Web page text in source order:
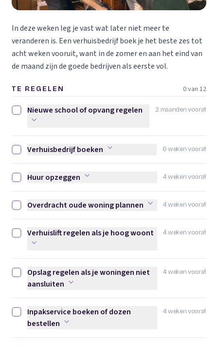
In deze weken leg je vast wat later niet meer te
veranderen is. Een verhuisbedrijf boek je het beste zes tot
acht weken vooruit, want in de zomer en aan het eind van
de maand zijn de goede bedrijven als eerste vol.
TE REGELEN 0 van 12
2 maanden vooraf
Nieuwe school of opvang regelen afvinken
Nieuwe school of opvang regelen
6 weken vooraf
Verhuisbedrijf boeken afvinken
Verhuisbedrijf boeken
4 weken vooraf
Huur opzeggen afvinken
Huur opzeggen
4 weken vooraf
Overdracht oude woning plannen afvinken
Overdracht oude woning plannen
4 weken vooraf
Verhuislift regelen als je hoog woont afvinken
Verhuislift regelen als je hoog woont
4 weken vooraf
Opslag regelen als je woningen niet aansluiten afvinken
Opslag regelen als je woningen niet
aansluiten
4 weken vooraf
Inpakservice boeken of dozen bestellen afvinken
Inpakservice boeken of dozen
bestellen